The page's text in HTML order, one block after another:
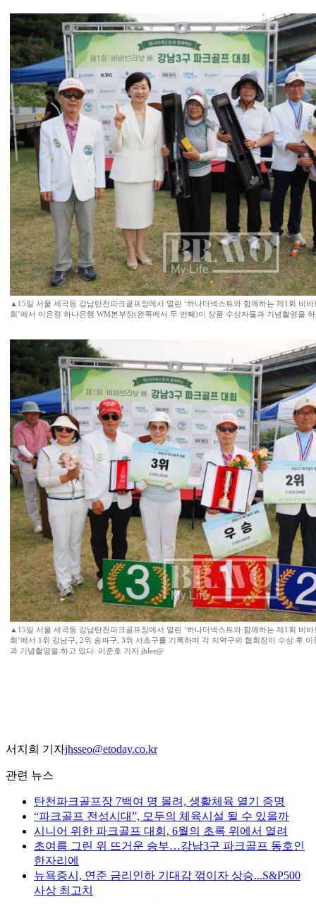
▲15일 서울 세곡동 강남탄천파크골프장에서 열린 ‘하나더넥스트와 함께하는 제1회 비
회’에서 이은정 하나은행 WM본부장(왼쪽에서 두 번째)이 상품 수상자들과 기념촬영을
▲15일 서울 세곡동 강남탄천파크골프장에서 열린 ‘하나더넥스트와 함께하는 제1회 비
회’에서 1위 강남구, 2위 송파구, 3위 서초구를 기록하며 각 지역구의 협회장이 수상 후
과 기념촬영을 하고 있다. 이준호 기자 jhlee@
서지희 기자jhsseo@etoday.co.kr
관련 뉴스
탄천파크골프장 7백여 명 몰려, 생활체육 열기 증명
“파크골프 전성시대”, 모두의 체육시설 될 수 있을까
시니어 위한 파크골프 대회, 6월의 초록 위에서 열려
초여름 그린 위 뜨거운 승부…강남3구 파크골프 동호인
한자리에
뉴욕증시, 연준 금리인하 기대감 꺾이자 상승...S&P500
사상 최고치